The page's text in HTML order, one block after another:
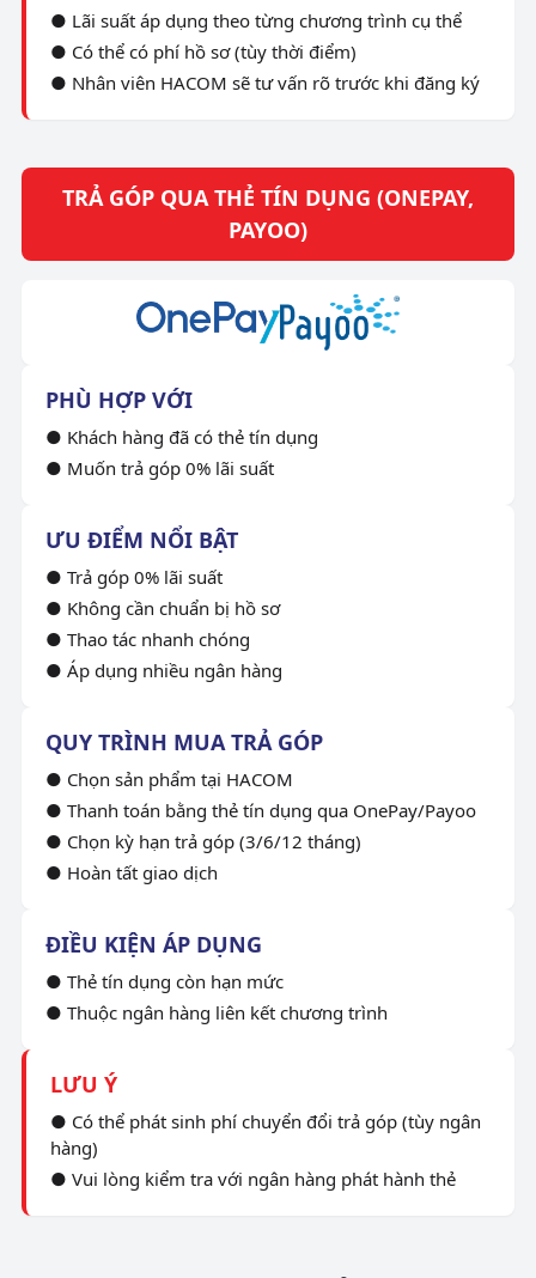
● Lãi suất áp dụng theo từng chương trình cụ thể
● Có thể có phí hồ sơ (tùy thời điểm)
● Nhân viên HACOM sẽ tư vấn rõ trước khi đăng ký
TRẢ GÓP QUA THẺ TÍN DỤNG (ONEPAY,
PAYOO)
PHÙ HỢP VỚI
● Khách hàng đã có thẻ tín dụng
● Muốn trả góp 0% lãi suất
ƯU ĐIỂM NỔI BẬT
● Trả góp 0% lãi suất
● Không cần chuẩn bị hồ sơ
● Thao tác nhanh chóng
● Áp dụng nhiều ngân hàng
QUY TRÌNH MUA TRẢ GÓP
● Chọn sản phẩm tại HACOM
● Thanh toán bằng thẻ tín dụng qua OnePay/Payoo
● Chọn kỳ hạn trả góp (3/6/12 tháng)
● Hoàn tất giao dịch
ĐIỀU KIỆN ÁP DỤNG
● Thẻ tín dụng còn hạn mức
● Thuộc ngân hàng liên kết chương trình
LƯU Ý
● Có thể phát sinh phí chuyển đổi trả góp (tùy ngân
hàng)
● Vui lòng kiểm tra với ngân hàng phát hành thẻ